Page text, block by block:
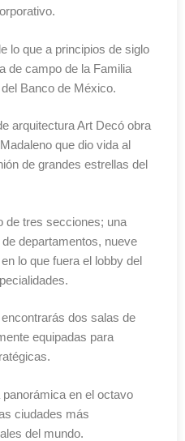
lo que a principios de siglo
de campo de la Familia
Banco de México.
arquitectura Art Decó obra
que dio vida al
de grandes estrellas del
de tres secciones; una
departamentos, nueve
lo que fuera el lobby del
dos salas de
equipadas para
en el octavo
ciudades más
del mundo.